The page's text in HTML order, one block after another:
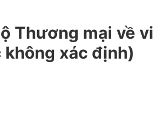
Thương mại về
xác định)